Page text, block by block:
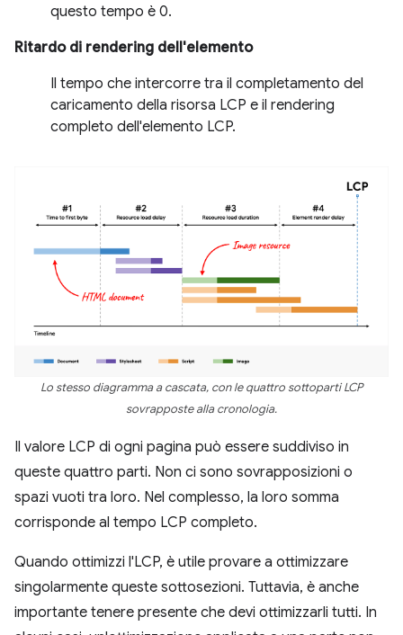
questo tempo è 0.
Ritardo di rendering dell'elemento
Il tempo che intercorre tra il completamento del
caricamento della risorsa LCP e il rendering
completo dell'elemento LCP.
Lo stesso diagramma a cascata, con le quattro sottoparti LCP
sovrapposte alla cronologia.
Il valore LCP di ogni pagina può essere suddiviso in
queste quattro parti. Non ci sono sovrapposizioni o
spazi vuoti tra loro. Nel complesso, la loro somma
corrisponde al tempo LCP completo.
Quando ottimizzi l'LCP, è utile provare a ottimizzare
singolarmente queste sottosezioni. Tuttavia, è anche
importante tenere presente che devi ottimizzarli tutti. In